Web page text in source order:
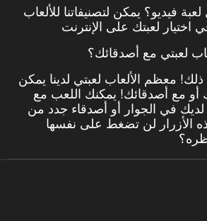
فيديو؟ يمكن لتصنيفاتنا للألعاب
اختيار لعبتك على الإنترنت
لعبتي مع أصدقائك؟
معظم الألعاب لعبتي لدينا يمكن
أو مع أصدقائك! يمكنك اللعب مع
في الجوار أو أصدقاء جدد من
الأزرار لن تضغط على نفسها